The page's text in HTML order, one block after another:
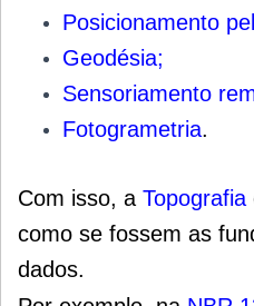
Posicionamento
Geodésia;
Sensoriamento
Fotogrametria.
Com isso, a Topografia
como se fossem as
dados.